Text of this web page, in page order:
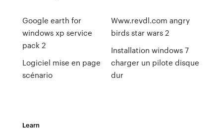
Google earth for
windows xp service
pack 2
Logiciel mise en page
scénario
Www.revdl.com angry
birds star wars 2
Installation windows 7
charger un pilote disque
dur
Learn